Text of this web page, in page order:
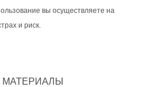
вы осуществляете на
и риск.